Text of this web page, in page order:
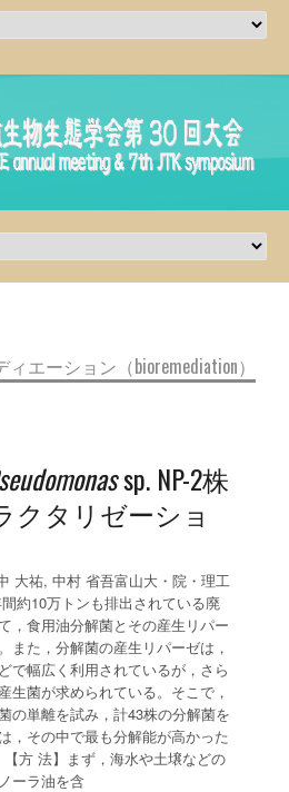
エーション（bioremediation）
sp. NP-2株
クタリゼーショ
大祐, 中村 省吾富山大・院・理工
約10万トンも排出されている廃
，食用油分解菌とその産生リパー
また，分解菌の産生リパーゼは，
で幅広く利用されているが，さら
生菌が求められている。そこで，
の単離を試み，計43株の分解菌を
，その中で最も分解能が高かった
方 法】まず，海水や土壌などの
ーラ油を含